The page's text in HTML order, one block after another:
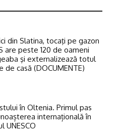
din Slatina, tocaţi pe gazon
are peste 120 de oameni
şi externalizează totul
de casă (DOCUMENTE)
în Oltenia. Primul pas
internațională în
UNESCO